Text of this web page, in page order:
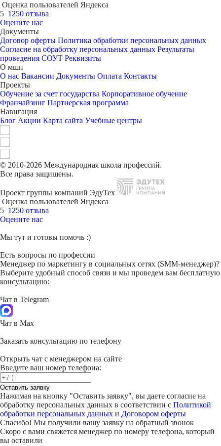
Оценка пользователей Яндекса
5 1250 отзыва
Оцените нас
Документы
Договор оферты Политика обработки персональных данных
Согласие на обработку персональных данных Результаты
проведения СОУТ Реквизиты
О мшп
О нас Вакансии Документы Оплата Контакты
Проекты
Обучение за счет государства Корпоративное обучение
Франчайзинг Партнерская программа
Навигация
Блог Акции Карта сайта Учебные центры
© 2010-2026 Международная школа профессий.
Все права защищены.
Проект группы компаний ЭдуТех
Оценка пользователей Яндекса
5 1250 отзыва
Оцените нас
Мы тут и готовы помочь :)
Есть вопросы по профессии
Менеджер по маркетингу в социальных сетях (SMM-менеджер)?
Выберите удобный способ связи и мы проведем вам бесплатную
консультацию:
Чат в Telegram
Чат в Max
Заказать консультацию по телефону
Открыть чат с менеджером на сайте
Введите ваш номер телефона:
Оставить заявку
Нажимая на кнопку "Оставить заявку", вы даете согласие на
обработку персональных данных в соответствии с Политикой
обработки персональных данных и Договором оферты
Спасибо! Мы получили вашу заявку на обратный звонок
Скоро с вами свяжется менеджер по номеру телефона, который
вы оставили